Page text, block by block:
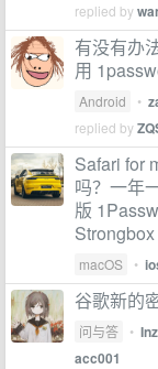
replied by
有没有办
用
Android •
replied by
Safari for
吗？一年
版
Strongbox
macOS •
谷歌新的
问与答 •
acc001